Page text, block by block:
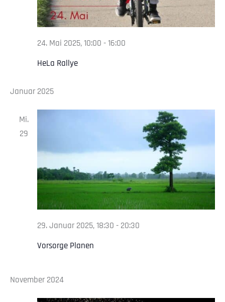
HeLa Rallye
24. Mai 2025, 10:00 -16:00
Januar 2025
Mi.
29
Vorsorge Planen
29. Januar 2025, 18:30 - 20:30
November 2024